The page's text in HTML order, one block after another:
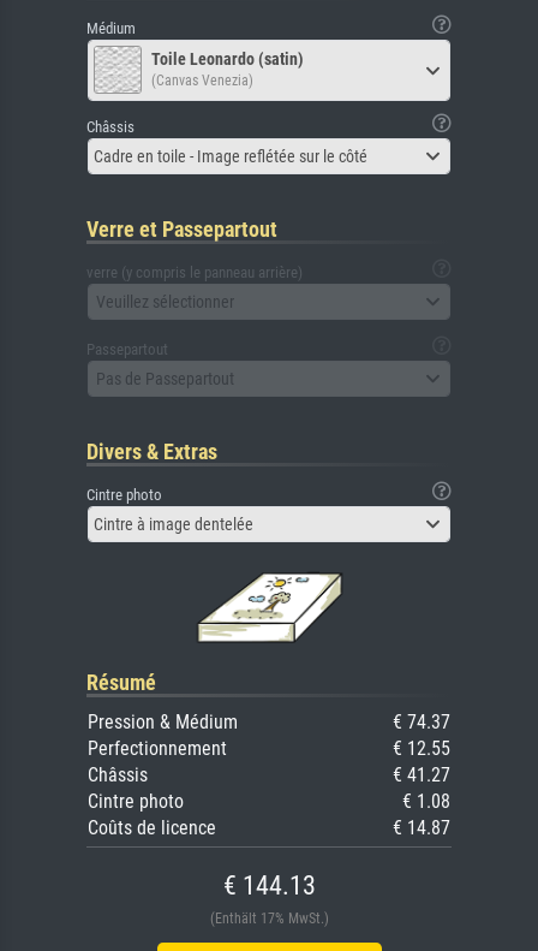
Médium
Toile Leonardo (satin)
(Canvas Venezia)
Châssis
Cadre en toile - Image reflétée sur le côté
Verre et Passepartout
verre (y compris le panneau arrière)
Veuillez sélectionner
Passepartout
Pas de Passepartout
Divers & Extras
Cintre photo
Cintre à image dentelée
Résumé
Pression & Médium
€ 74.37
Perfectionnement
€ 12.55
Châssis
€ 41.27
Cintre photo
€ 1.08
Coûts de licence
€ 14.87
€ 144.13
(Enthält 17% MwSt.)